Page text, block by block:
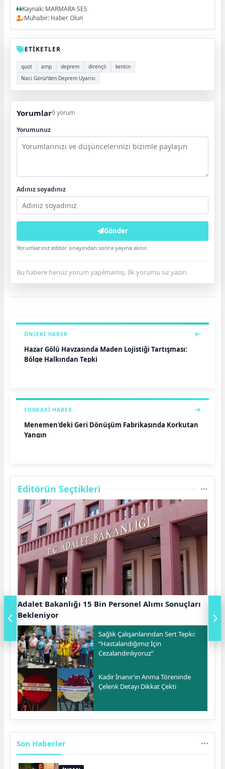
Kaynak: MARMARA SES
Muhabir: Haber Olun
ETİKETLER
quot amp deprem dirençli
kentin
Naci Görür’den Deprem Uyarısı
Yorumlar0 yorum
Yorumunuz
Adınız soyadınız
Gönder
Yorumlarınız editör onayından sonra yayına alınır.
Bu habere henüz yorum yapılmamış. İlk yorumu siz yazın.
ÖNCEKI HABER
Hazar Gölü Havzasında Maden Lojistiği Tartışması:
Bölge Halkından Tepki
SONRAKI HABER
Menemen'deki Geri Dönüşüm Fabrikasında Korkutan
Yangın
Editörün Seçtikleri
Adalet Bakanlığı 15 Bin Personel Alımı Sonuçları
Bekleniyor
Sağlık Çalışanlarından Sert Tepki:
“Hastalandığımız İçin
Cezalandırılıyoruz”
Kadir İnanır’ın Anma Töreninde
Çelenk Detayı Dikkat Çekti
Son Haberler